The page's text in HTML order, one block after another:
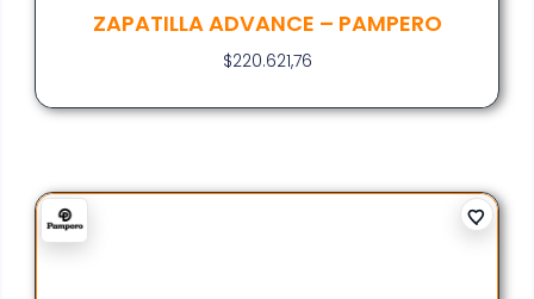
ZAPATILLA ADVANCE – PAMPERO
$220.621,76